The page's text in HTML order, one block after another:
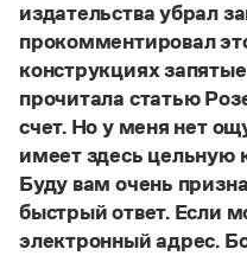
Словарь-справочник
Справочник по фразеологии
Словарь-справочник
Все справочники портала
Журнал
Новости и события
издательства убрал
прокомментировал
конструкциях
прочитала статью
счет. Но у меня нет
имеет здесь цельную
Буду вам очень
быстрый ответ. Если
электронный адрес.